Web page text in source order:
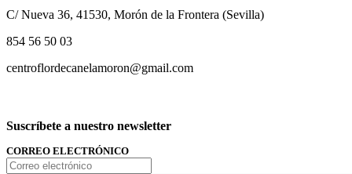
C/ Nueva 36, 41530, Morón de la Frontera (Sevilla)
854 56 50 03
centroflordecanelamoron@gmail.com
Suscríbete a nuestro newsletter
CORREO ELECTRÓNICO